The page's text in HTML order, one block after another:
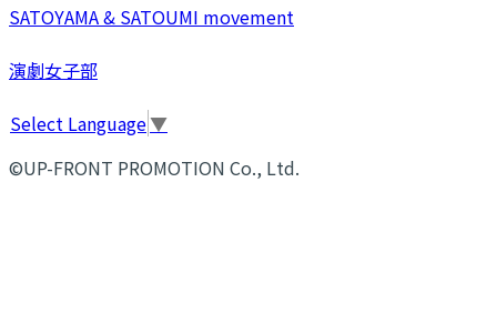
SATOYAMA & SATOUMI movement
演劇女子部
Select Language▼
©UP-FRONT PROMOTION Co., Ltd.